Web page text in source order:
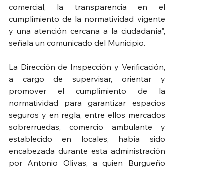
comercial, la transparencia en el
cumplimiento de la normatividad vigente
y una atención cercana a la ciudadanía",
señala un comunicado del Municipio.
La Dirección de Inspección y Verificación,
a cargo de supervisar, orientar y
promover el cumplimiento de la
normatividad para garantizar espacios
seguros y en regla, entre ellos mercados
sobrerruedas, comercio ambulante y
establecido en locales, había sido
encabezada durante esta administración
por Antonio Olivas, a quien Burgueño